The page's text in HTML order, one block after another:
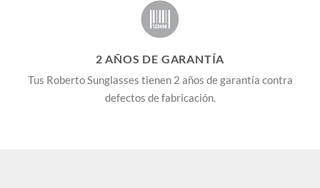
2 AÑOS DE GARANTÍA
Tus Roberto Sunglasses tienen 2 años de garantía contra
defectos de fabricación.